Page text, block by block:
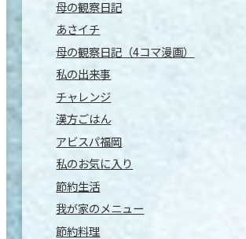
母の観察日記
あさイチ
母の観察日記（4コマ漫画）
私の出来事
チャレンジ
漢方ごはん
アビスパ福岡
私のお気に入り
節約生活
我が家のメニュー
節約料理